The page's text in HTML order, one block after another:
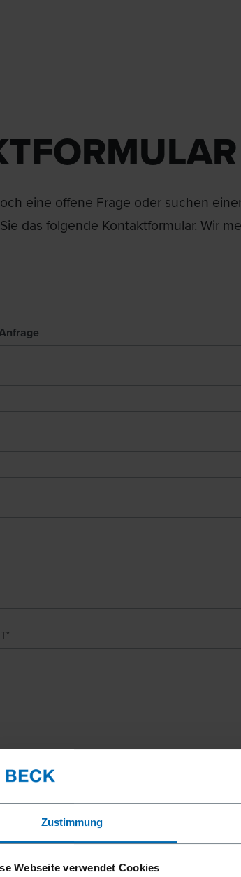
Zustimmung
Webseite verwendet Cookies
eine offene Frage oder suchen
das folgende Kontaktformular. Wir
denDatenschutzbestimmungen